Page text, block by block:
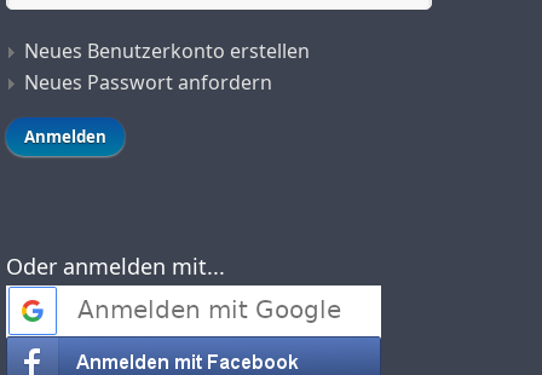
Neues Benutzerkonto erstellen
Neues Passwort anfordern
Oder anmelden mit...
Login with Google
Login with Facebook